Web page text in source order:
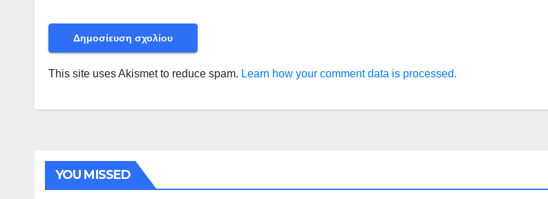
This site uses Akismet to reduce spam. Learn how your comment data is processed.
YOU MISSED